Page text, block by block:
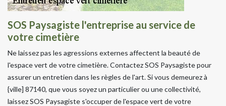
SOS Paysagiste l'entreprise au service de
votre cimetière
Ne laissez pas les agressions externes affectent la beauté de
l'espace vert de votre cimetière. Contactez SOS Paysagiste pour
assurer un entretien dans les règles de l'art. Si vous demeurez à
{ville] 87140, que vous soyez un particulier ou une collectivité,
laissez SOS Paysagiste s'occuper de l'espace vert de votre